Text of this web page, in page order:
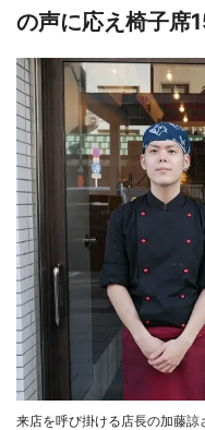
の声に応え椅子席
来店を呼び掛ける店長の加藤諒